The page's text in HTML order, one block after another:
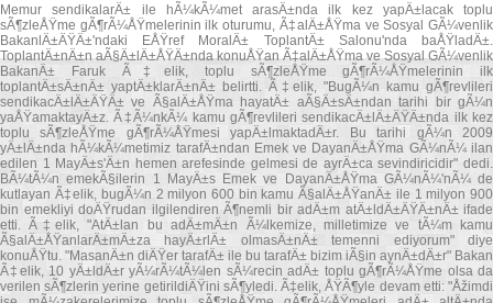
Memur sendikalarÄ± ile hÃ¼kÃ¼met arasÄ±nda ilk kez yapÄ±lacak toplu
sÃ¶zleÅŸme gÃ¶rÃ¼ÅŸmelerinin ilk oturumu, Ã‡alÄ±ÅŸma ve Sosyal GÃ¼venlik
BakanlÄ±ÄŸÄ±'ndaki EÅŸref MoralÄ± ToplantÄ± Salonu'nda baÅŸladÄ±.
ToplantÄ±nÄ±n aÃ§Ä±lÄ±ÅŸÄ±nda konuÅŸan Ã‡alÄ±ÅŸma ve Sosyal GÃ¼venlik
BakanÄ± Faruk Ã‡elik, toplu sÃ¶zleÅŸme gÃ¶rÃ¼ÅŸmelerinin ilk
toplantÄ±sÄ±nÄ± yaptÄ±klarÄ±nÄ± belirtti. Ã‡elik, "BugÃ¼n kamu gÃ¶revlileri
sendikacÄ±lÄ±ÄŸÄ± ve Ã§alÄ±ÅŸma hayatÄ± aÃ§Ä±sÄ±ndan tarihi bir gÃ¼n
yaÅŸamaktayÄ±z. Ã‡Ã¼nkÃ¼ kamu gÃ¶revlileri sendikacÄ±lÄ±ÄŸÄ±nda ilk kez
toplu sÃ¶zleÅŸme gÃ¶rÃ¼ÅŸmesi yapÄ±lmaktadÄ±r. Bu tarihi gÃ¼n 2009
yÄ±lÄ±nda hÃ¼kÃ¼metimiz tarafÄ±ndan Emek ve DayanÄ±ÅŸma GÃ¼nÃ¼ ilan
edilen 1 MayÄ±s'Ä±n hemen arefesinde gelmesi de ayrÄ±ca sevindiricidir" dedi.
BÃ¼tÃ¼n emekÃ§ilerin 1 MayÄ±s Emek ve DayanÄ±ÅŸma GÃ¼nÃ¼'nÃ¼ de
kutlayan Ã‡elik, bugÃ¼n 2 milyon 600 bin kamu Ã§alÄ±ÅŸanÄ± ile 1 milyon 900
bin emekliyi doÄŸrudan ilgilendiren Ã¶nemli bir adÄ±m atÄ±ldÄ±ÄŸÄ±nÄ± ifade
etti. Ã‡elik, "AtÄ±lan bu adÄ±mÄ±n Ã¼lkemize, milletimize ve tÃ¼m kamu
Ã§alÄ±ÅŸanlarÄ±mÄ±za hayÄ±rlÄ± olmasÄ±nÄ± temenni ediyorum" diye
konuÅŸtu. "MasanÄ±n diÄŸer tarafÄ± ile bu tarafÄ± bizim iÃ§in aynÄ±dÄ±r" Bakan
Ã‡elik, 10 yÄ±ldÄ±r yÃ¼rÃ¼tÃ¼len sÃ¼recin adÄ± toplu gÃ¶rÃ¼ÅŸme olsa da
verilen sÃ¶zlerin yerine getirildiÄŸini sÃ¶yledi. Ã‡elik, ÅŸÃ¶yle devam etti: "Åžimdi